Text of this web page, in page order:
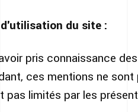
du site :
pris connaissance
ces mentions ne
pas limités par les